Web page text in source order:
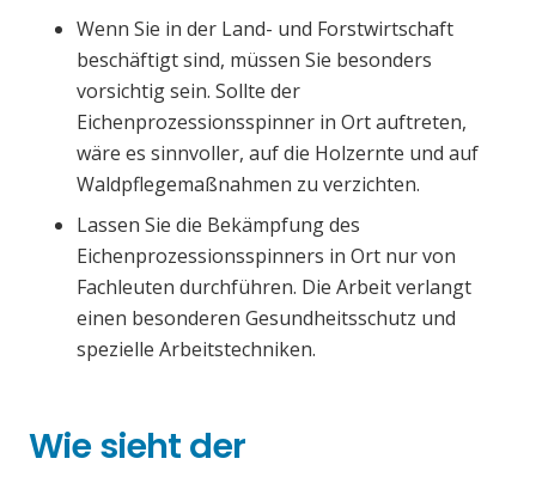
Wenn Sie in der Land- und Forstwirtschaft
beschäftigt sind, müssen Sie besonders
vorsichtig sein. Sollte der
Eichenprozessionsspinner in Ort auftreten,
wäre es sinnvoller, auf die Holzernte und auf
Waldpflegemaßnahmen zu verzichten.
Lassen Sie die Bekämpfung des
Eichenprozessionsspinners in Ort nur von
Fachleuten durchführen. Die Arbeit verlangt
einen besonderen Gesundheitsschutz und
spezielle Arbeitstechniken.
Wie sieht der